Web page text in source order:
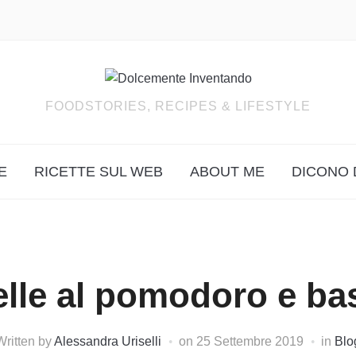
FOODSTORIES, RECIPES & LIFESTYLE
RICETTE SUL WEB ABOUT ME DICONO
al pomodoro e
byAlessandra Uriselli on 25 Settembre 2019 in